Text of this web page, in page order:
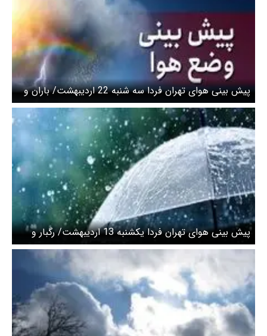
پیش بینی هوای تهران فردا سه شنبه 22 اردیبهشت/ باران و
رعد و برق از اواخر وقت سه‌شنبه
پیش بینی هوای تهران فردا یکشنبه 13 اردیبهشت/ رگبار و
رعدوبرق از بعدازظهر دوشنبه